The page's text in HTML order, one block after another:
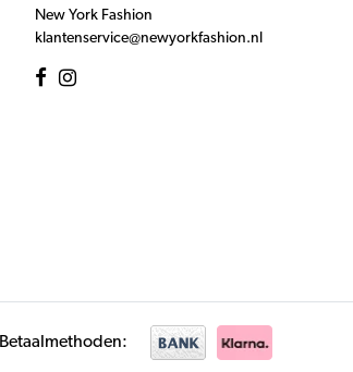
New York Fashion
klantenservice@newyorkfashion.nl
Betaalmethoden: